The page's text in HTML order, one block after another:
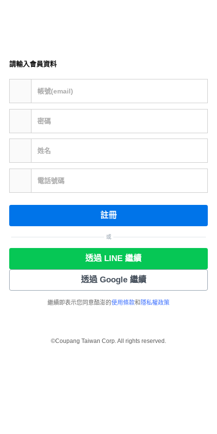
請輸入會員資料
帳號(email)
密碼
姓名
電話號碼
註冊
或
透過 LINE 繼續
透過 Google 繼續
繼續即表示您同意酷澎的使用條款和 隱私權政策
©Coupang Taiwan Corp. All rights reserved.